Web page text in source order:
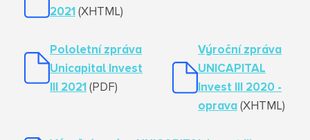
2021 (XHTML)
Pololetní zpráva
Unicapital Invest
III 2021 (PDF)
Výroční zpráva
UNICAPITAL
Invest III 2020 -
oprava (XHTML)